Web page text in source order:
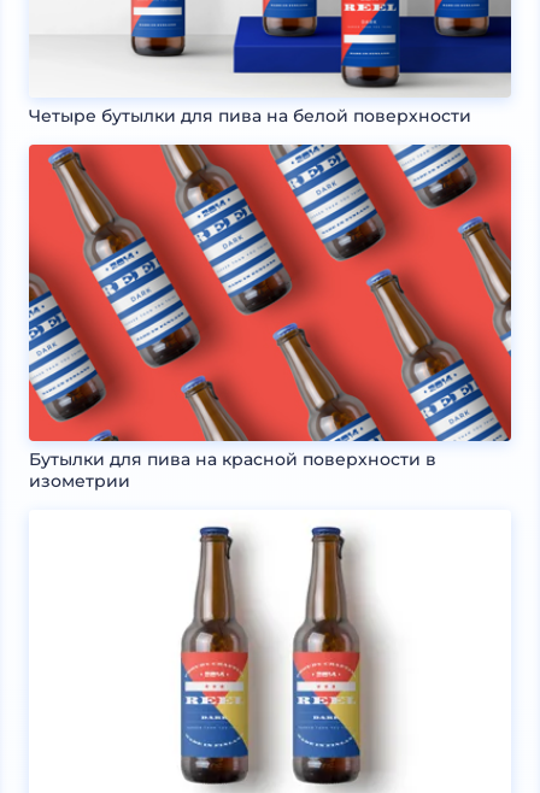
Четыре бутылки для пива на белой поверхности
Бутылки для пива на красной поверхности в
изометрии